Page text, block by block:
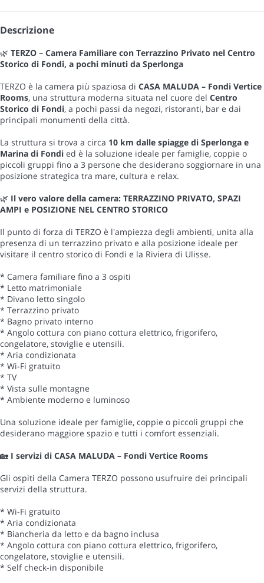
Descrizione
🌿 TERZO – Camera Familiare con Terrazzino Privato nel Centro
Storico di Fondi, a pochi minuti da Sperlonga
TERZO è la camera più spaziosa di CASA MALUDA – Fondi Vertice
Rooms, una struttura moderna situata nel cuore del Centro
Storico di Fondi, a pochi passi da negozi, ristoranti, bar e dai
principali monumenti della città.
La struttura si trova a circa 10 km dalle spiagge di Sperlonga e
Marina di Fondi ed è la soluzione ideale per famiglie, coppie o
piccoli gruppi fino a 3 persone che desiderano soggiornare in una
posizione strategica tra mare, cultura e relax.
🌿 Il vero valore della camera: TERRAZZINO PRIVATO, SPAZI
AMPI e POSIZIONE NEL CENTRO STORICO
Il punto di forza di TERZO è l'ampiezza degli ambienti, unita alla
presenza di un terrazzino privato e alla posizione ideale per
visitare il centro storico di Fondi e la Riviera di Ulisse.
* Camera familiare fino a 3 ospiti
* Letto matrimoniale
* Divano letto singolo
* Terrazzino privato
* Bagno privato interno
* Angolo cottura con piano cottura elettrico, frigorifero,
congelatore, stoviglie e utensili.
* Aria condizionata
* Wi-Fi gratuito
* TV
* Vista sulle montagne
* Ambiente moderno e luminoso
Una soluzione ideale per famiglie, coppie o piccoli gruppi che
desiderano maggiore spazio e tutti i comfort essenziali.
🏡 I servizi di CASA MALUDA – Fondi Vertice Rooms
Gli ospiti della Camera TERZO possono usufruire dei principali
servizi della struttura.
* Wi-Fi gratuito
* Aria condizionata
* Biancheria da letto e da bagno inclusa
* Angolo cottura con piano cottura elettrico, frigorifero,
congelatore, stoviglie e utensili.
* Self check-in disponibile